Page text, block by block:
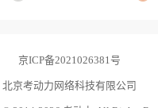
京ICP备2021026381号
北京考动力网络科技有限公司